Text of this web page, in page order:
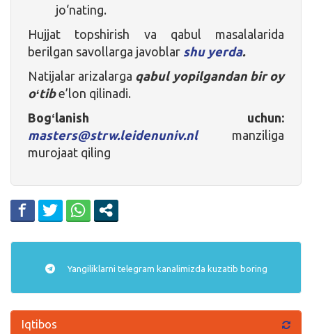
jo‘nating.
Hujjat topshirish va qabul masalalarida
berilgan savollarga javoblar shu yerda.
Natijalar arizalarga qabul yopilgandan bir oy
oʻtibe’lon qilinadi.
Bogʻlanish uchun:
masters@strw.leidenuniv.nlmanziliga
murojaat qiling
Yangiliklarni telegram kanalimizda kuzatib boring
Iqtibos